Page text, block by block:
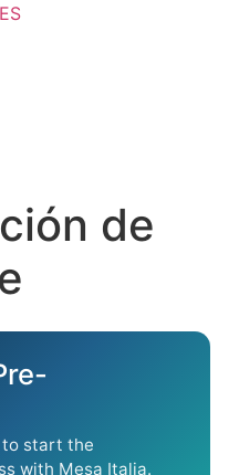
de
to start the
with Mesa Italia.